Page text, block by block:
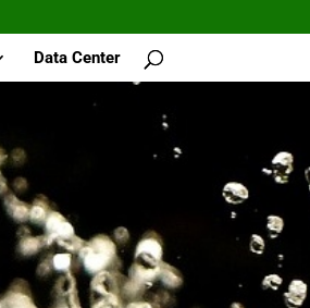
Data Center